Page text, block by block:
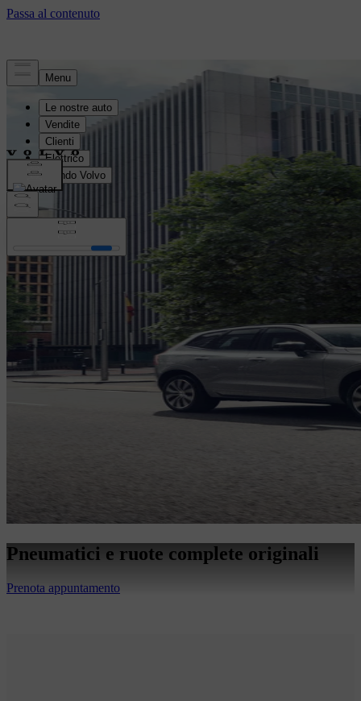
Pneumatici e ruote complete originali
Prenota appuntamento